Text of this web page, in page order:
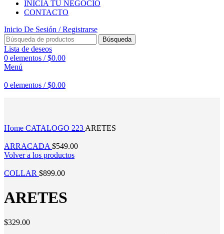
INICIA TU NEGOCIO
CONTACTO
Inicio De Sesión / Registrarse
Búsqueda
Lista de deseos
0 elementos / $0.00
Menú
0 elementos / $0.00
Home CATALOGO 223 ARETES
ARRACADA $549.00
Volver a los productos
COLLAR $899.00
ARETES
$329.00